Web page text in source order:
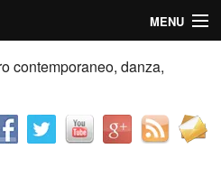
MENU
contemporaneo, danza,